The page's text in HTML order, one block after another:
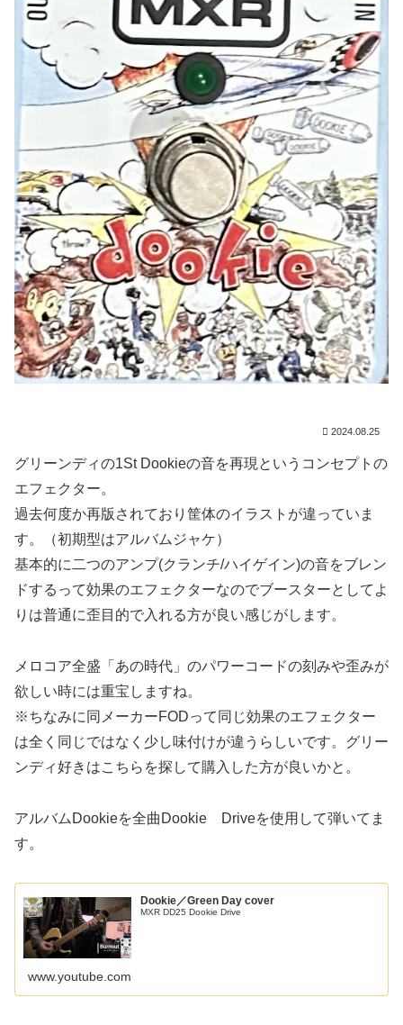
2024.08.25
グリーンディの1St Dookieの音を再現というコンセプトの
エフェクター。
過去何度か再版されており筐体のイラストが違っていま
す。（初期型はアルバムジャケ）
基本的に二つのアンプ(クランチ/ハイゲイン)の音をブレン
ドするって効果のエフェクターなのでブースターとしてよ
りは普通に歪目的で入れる方が良い感じがします。
メロコア全盛「あの時代」のパワーコードの刻みや歪みが
欲しい時には重宝しますね。
※ちなみに同メーカーFODって同じ効果のエフェクター
は全く同じではなく少し味付けが違うらしいです。グリー
ンディ好きはこちらを探して購入した方が良いかと。
アルバムDookieを全曲Dookie Driveを使用して弾いてま
す。
Dookie／Green Day cover
MXR DD25 Dookie Drive
www.youtube.com